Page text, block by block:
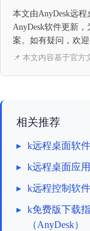
本文由AnyDesk远
AnyDesk软件更新
案。如有疑问，欢迎
📌 本文内容基于官方
相关推荐
▸ k远程桌面软
▸ k远程桌面应
▸ k远程控制软
▸ k免费版下载
（AnyDesk）